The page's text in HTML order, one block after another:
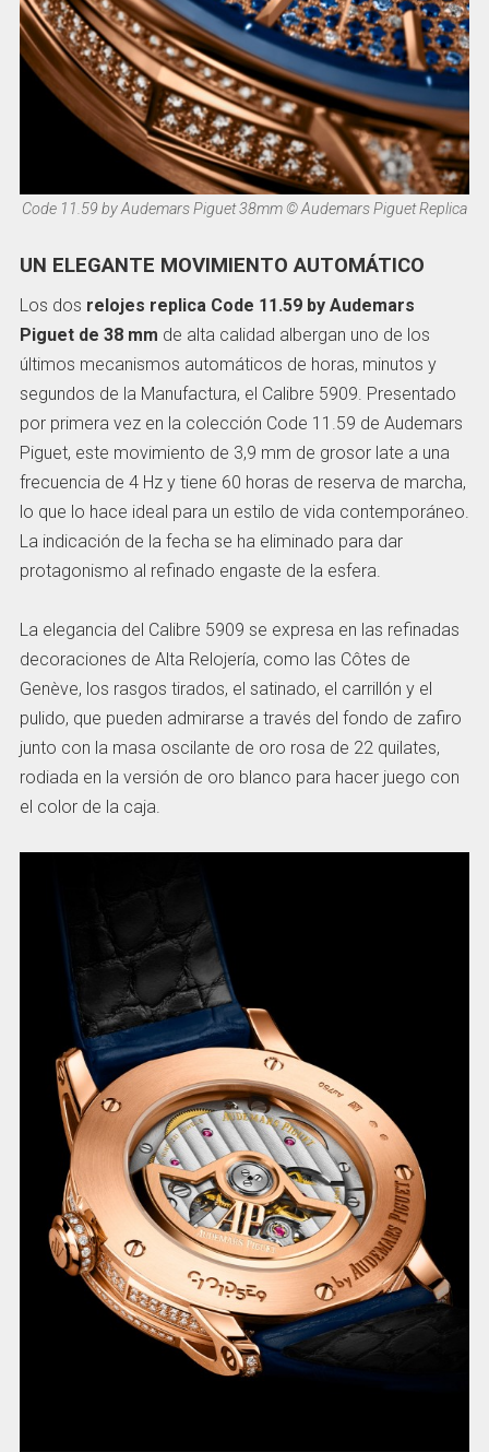
Code 11.59 by Audemars Piguet 38mm © Audemars Piguet Replica
UN ELEGANTE MOVIMIENTO AUTOMÁTICO
Los dos relojes replica Code 11.59 by Audemars
Piguet de 38 mm de alta calidad albergan uno de los
últimos mecanismos automáticos de horas, minutos y
segundos de la Manufactura, el Calibre 5909. Presentado
por primera vez en la colección Code 11.59 de Audemars
Piguet, este movimiento de 3,9 mm de grosor late a una
frecuencia de 4 Hz y tiene 60 horas de reserva de marcha,
lo que lo hace ideal para un estilo de vida contemporáneo.
La indicación de la fecha se ha eliminado para dar
protagonismo al refinado engaste de la esfera.
La elegancia del Calibre 5909 se expresa en las refinadas
decoraciones de Alta Relojería, como las Côtes de
Genève, los rasgos tirados, el satinado, el carrillón y el
pulido, que pueden admirarse a través del fondo de zafiro
junto con la masa oscilante de oro rosa de 22 quilates,
rodiada en la versión de oro blanco para hacer juego con
el color de la caja.